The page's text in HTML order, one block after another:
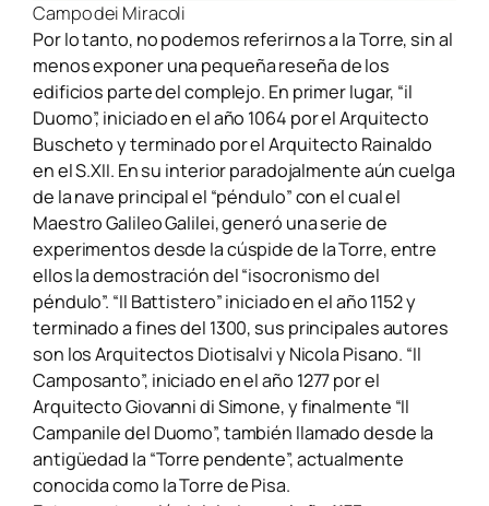
Campo dei Miracoli
Por lo tanto, no podemos referirnos a la Torre, sin al
menos exponer una pequeña reseña de los
edificios parte del complejo. En primer lugar, “il
Duomo”, iniciado en el año 1064 por el Arquitecto
Buscheto y terminado por el Arquitecto Rainaldo
en el S.XII. En su interior paradojalmente aún cuelga
de la nave principal el “péndulo” con el cual el
Maestro Galileo Galilei, generó una serie de
experimentos desde la cúspide de la Torre, entre
ellos la demostración del “isocronismo del
péndulo”. “Il Battistero” iniciado en el año 1152 y
terminado a fines del 1300, sus principales autores
son los Arquitectos Diotisalvi y Nicola Pisano. “Il
Camposanto”, iniciado en el año 1277 por el
Arquitecto Giovanni di Simone, y finalmente “Il
Campanile del Duomo”, también llamado desde la
antigüedad la “Torre pendente”, actualmente
conocida como la Torre de Pisa.